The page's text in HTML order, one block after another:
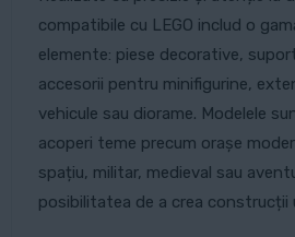
compatibile cu LEGO includ o
elemente: piese decorative,
accesorii pentru minifigurine,
vehicule sau diorame. Modelele
acoperi teme precum orașe
spațiu, militar, medieval sau
posibilitatea de a crea construcții